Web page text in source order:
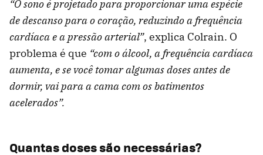
“O sono é projetado para proporcionar uma espécie
de descanso para o coração, reduzindo a frequência
cardíaca e a pressão arterial”, explica Colrain. O
problema é que “com o álcool, a frequência cardíaca
aumenta, e se você tomar algumas doses antes de
dormir, vai para a cama com os batimentos
acelerados”.
Quantas doses são necessárias?